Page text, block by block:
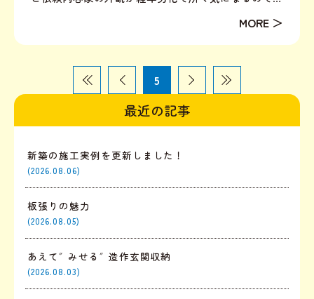
もらいたい◎BeforeAfterBeforeAfter建物全体の塗
り替え工事を行いました。塗装前には、コ...
5
最近の記事
新築の施工実例を更新しました！
(2026.08.06)
板張りの魅力
(2026.08.05)
あえて″みせる″造作玄関収納
(2026.08.03)